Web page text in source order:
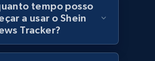
Reviews, Initial price, Final
Stock, and more.
165+ Comece agora
tempo posso
a usar o Shein
Tracker?